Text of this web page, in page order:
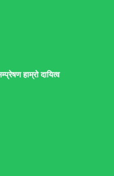
हाम्रो दायित्व